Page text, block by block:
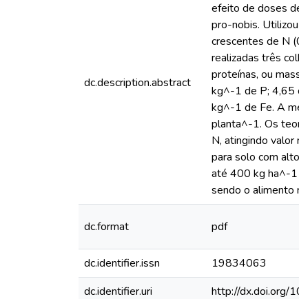
dc.description.abstract
efeito de doses
pro-nobis.
crescentes de N
realizadas três
proteínas, ou
kg^-1 de P; 4,65
kg^-1 de Fe. A
planta^-1. Os
N, atingindo
para solo com
até 400 kg ha^-1
sendo o alimento
dc.format pdf
dc.identifier.issn
19834063
dc.identifier.uri
http://